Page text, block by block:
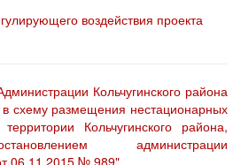
воздействия проекта
Кольчугинского района
схему размещения нестационарных
Кольчугинского района,
администрации